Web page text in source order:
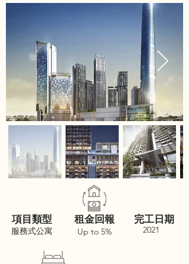
項目類型
服務式公寓
租金回報
Up to 5%
完工日期
2021